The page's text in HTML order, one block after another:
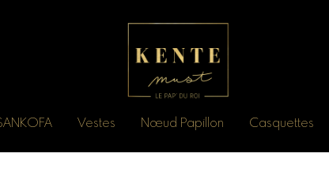
Vestes Nœud Papillon Casquettes